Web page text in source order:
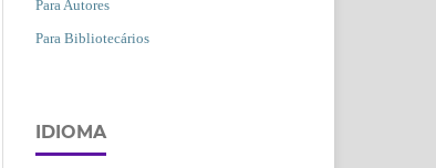
Para Autores
Para Bibliotecários
IDIOMA